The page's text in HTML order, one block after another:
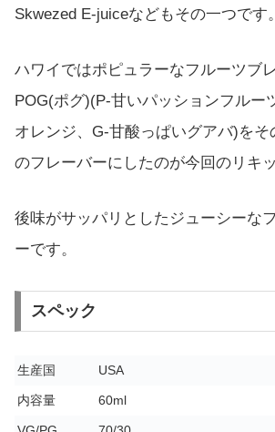
Skwezed E-juiceなどもその一つです。
ハワイではポピュラーなフルーツブ
POG(ポグ)(P-甘いパッションフルー
オレンジ、G-甘酸っぱいグアバ)をそ
のフレーバーにしたのが今回のリキッ
後味がサッパリとしたジューシーな
ーです。
スペック
生産国 USA
内容量 60ml